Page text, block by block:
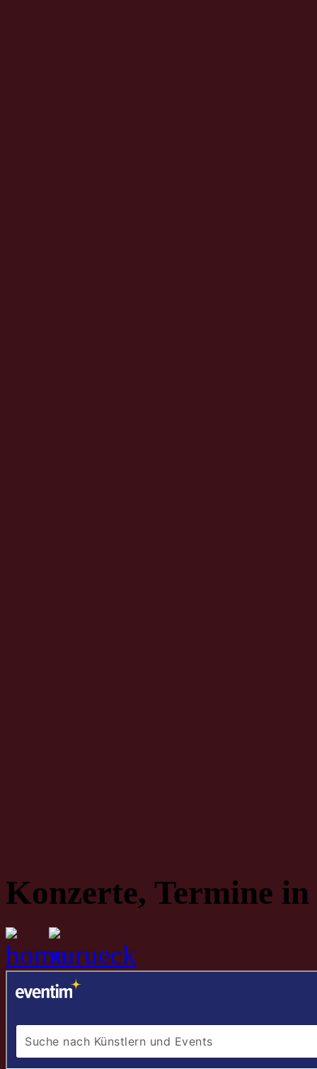
Konzerte, Termine